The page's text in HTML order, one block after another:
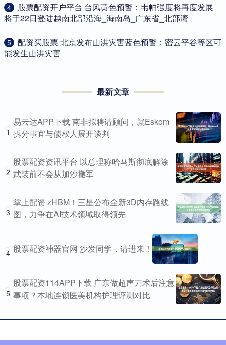
4
​股票配资开户平台 台风黄色预警：韦帕强度将再度发展
将于22日登陆越南北部沿海_海南岛_广东省_北部湾
5
​配资买股票 北京发布山洪灾害蓝色预警：密云平谷等区可
能发生山洪灾害
最新文章
1
易云达APP下载 南非拟聘请顾问，就Eskom
拆分事宜与债权人展开谈判
2
股票配资资讯平台 以总理称哈马斯彻底解除
武装前不会从加沙撤军
3
掌上配资 zHBM！三星公布全新3D内存路线
图，力争在AI技术领域取得领先
4 股票配资神器官网 沙发同学，请进来！
5
股票配资114APP下载 广东做超声刀术后注意
事项？本地连锁医美机构护理评测对比